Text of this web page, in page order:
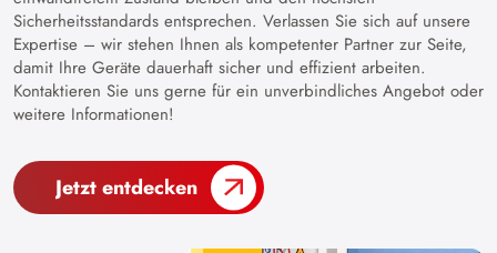
Sicherheitsstandards entsprechen. Verlassen Sie sich auf unsere
Expertise – wir stehen Ihnen als kompetenter Partner zur Seite,
damit Ihre Geräte dauerhaft sicher und effizient arbeiten.
Kontaktieren Sie uns gerne für ein unverbindliches Angebot oder
weitere Informationen!
Jetzt entdecken